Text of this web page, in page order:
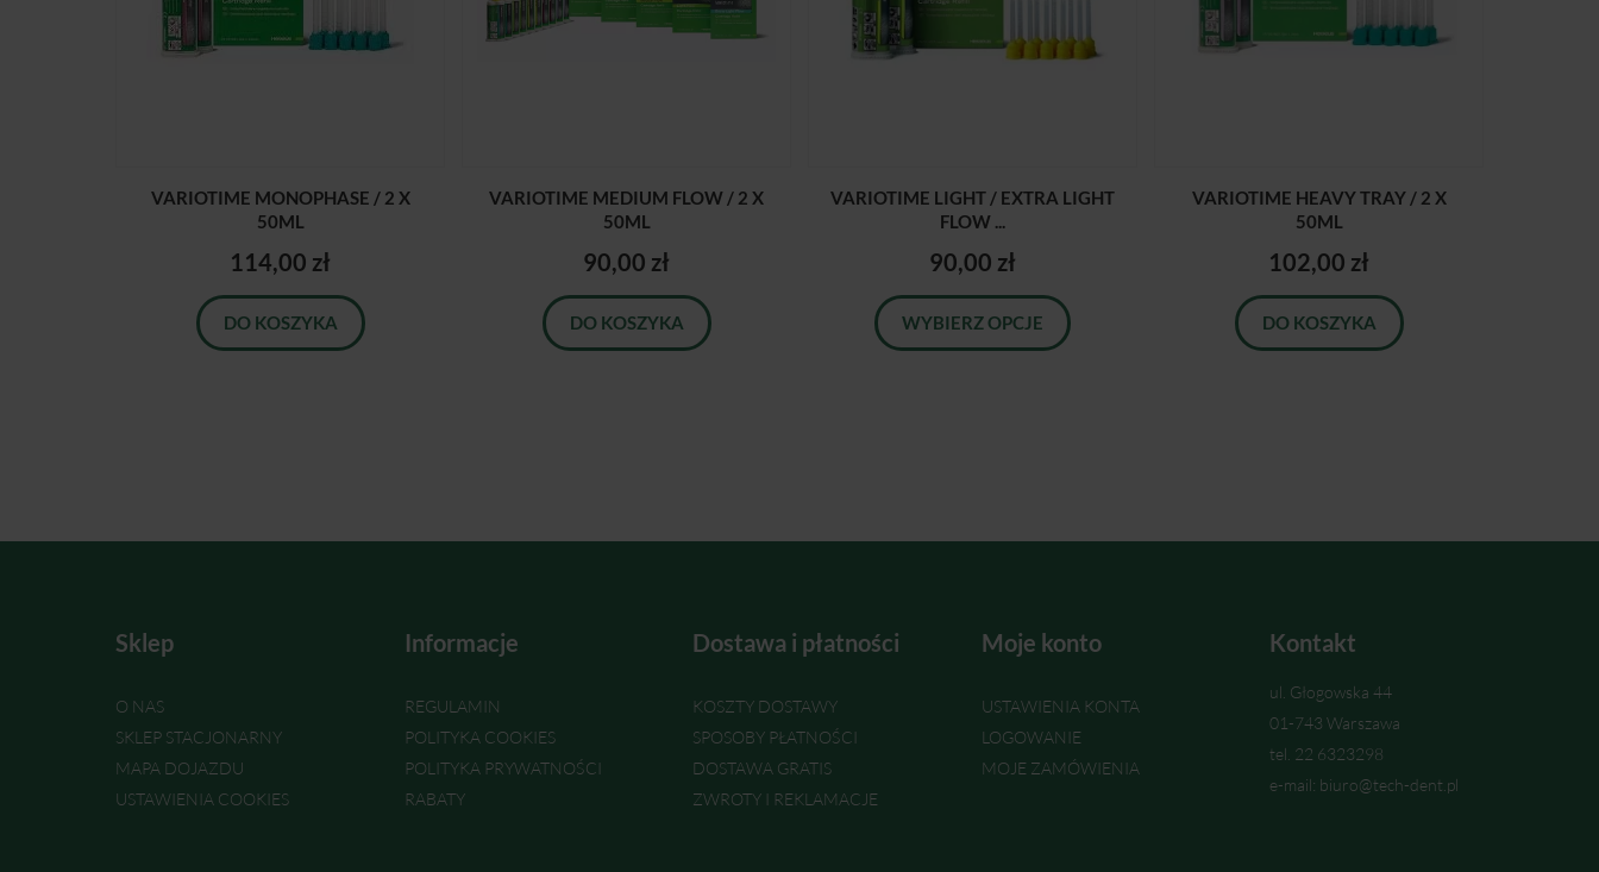
VARIOTIME MONOPHASE / 2 X
50ML
114,00 zł
DO KOSZYKA
VARIOTIME MEDIUM FLOW / 2 X
50ML
90,00 zł
DO KOSZYKA
VARIOTIME LIGHT / EXTRA LIGHT
FLOW ...
90,00 zł
WYBIERZ OPCJE
VARIOTIME HEAVY TRAY / 2 X
50ML
102,00 zł
DO KOSZYKA
Sklep
O NAS
SKLEP STACJONARNY
MAPA DOJAZDU
USTAWIENIA COOKIES
Informacje
REGULAMIN
POLITYKA COOKIES
POLITYKA PRYWATNOŚCI
RABATY
Dostawa i płatności
KOSZTY DOSTAWY
SPOSOBY PŁATNOŚCI
DOSTAWA GRATIS
ZWROTY I REKLAMACJE
Moje konto
USTAWIENIA KONTA
LOGOWANIE
MOJE ZAMÓWIENIA
Kontakt
ul. Głogowska 44
01-743 Warszawa
tel. 22 6323298
e-mail: biuro@tech-dent.pl